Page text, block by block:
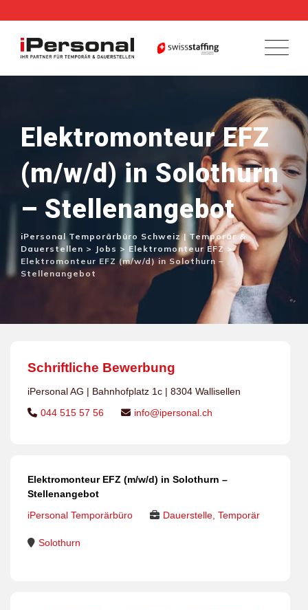
content
Elektromonteur EFZ
(m/w/d) in Solothurn
– Stellenangebot
iPersonal Temporärbüro Schweiz | Temporär &
Dauerstellen > Jobs > Elektromonteur EFZ >
Elektromonteur EFZ (m/w/d) in Solothurn –
Stellenangebot
Schriftliche Bewerbung
iPersonal AG | Bahnhofplatz 1c | 8304 Wallisellen
044 515 57 56
info@ipersonal.ch
Elektromonteur EFZ (m/w/d) in Solothurn –
Stellenangebot
iPersonal Temporärbüro
Dauerstelle, Temporär
Solothurn